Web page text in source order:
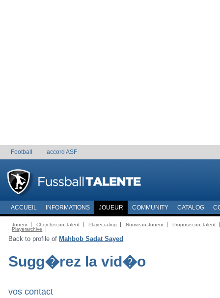
Football accord ASF
ACCUEIL INFORMATIONS JOUEUR COMMUNITY CATALOG
Joueur Chercher un Talent Player rating Nouveau Joueur
Proposer un Talent
Playerarchive
Back to profile of Mahbob Sadat Sayed
Sugg�rez la vid�o
vos contact